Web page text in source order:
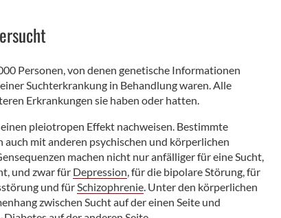
Personen, von denen genetische Informationen
Suchterkrankung in Behandlung waren. Alle
Erkrankungen sie haben oder hatten.
pleiotropen Effekt nachweisen. Bestimmte
mit anderen psychischen und körperlichen
machen nicht nur anfälliger für eine Sucht,
und zwar für Depression, für die bipolare Störung, für
und fürSchizophrenie. Unter den körperlichen
zwischen Sucht auf der einen Seite und